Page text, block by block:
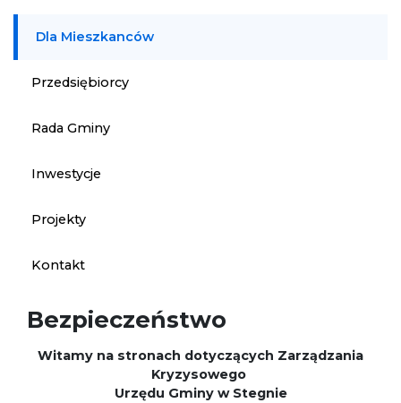
Dla Mieszkanców
Przedsiębiorcy
Rada Gminy
Inwestycje
Projekty
Kontakt
Bezpieczeństwo
Witamy na stronach dotyczących Zarządzania
Kryzysowego
Urzędu Gminy w Stegnie